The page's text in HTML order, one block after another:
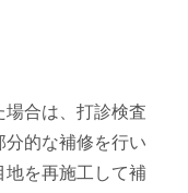
合は、打診検査
分的な補修を行い
地を再施工して補